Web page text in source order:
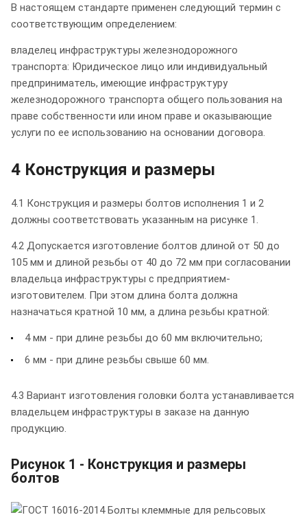
В настоящем стандарте применен следующий термин с
соответствующим определением:
владелец инфраструктуры железнодорожного
транспорта: Юридическое лицо или индивидуальный
предприниматель, имеющие инфраструктуру
железнодорожного транспорта общего пользования на
праве собственности или ином праве и оказывающие
услуги по ее использованию на основании договора.
4 Конструкция и размеры
4.1 Конструкция и размеры болтов исполнения 1 и 2
должны соответствовать указанным на рисунке 1.
4.2 Допускается изготовление болтов длиной от 50 до
105 мм и длиной резьбы от 40 до 72 мм при согласовании
владельца инфраструктуры с предприятием-
изготовителем. При этом длина болта должна
назначаться кратной 10 мм, а длина резьбы кратной:
4 мм - при длине резьбы до 60 мм включительно;
6 мм - при длине резьбы свыше 60 мм.
4.3 Вариант изготовления головки болта устанавливается
владельцем инфраструктуры в заказе на данную
продукцию.
Рисунок 1 - Конструкция и размеры
болтов